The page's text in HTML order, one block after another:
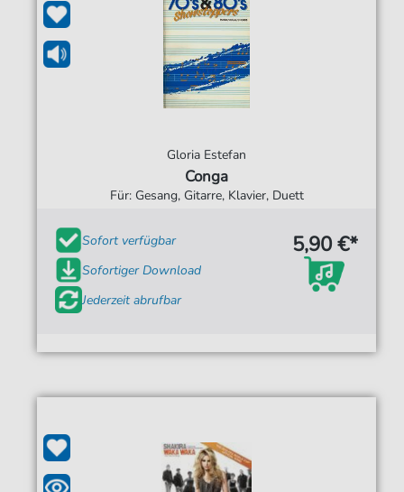
Gloria Estefan
Conga
Für: Gesang, Gitarre, Klavier, Duett
Sofort verfügbar
Sofortiger Download
Jederzeit abrufbar
5,90 €*